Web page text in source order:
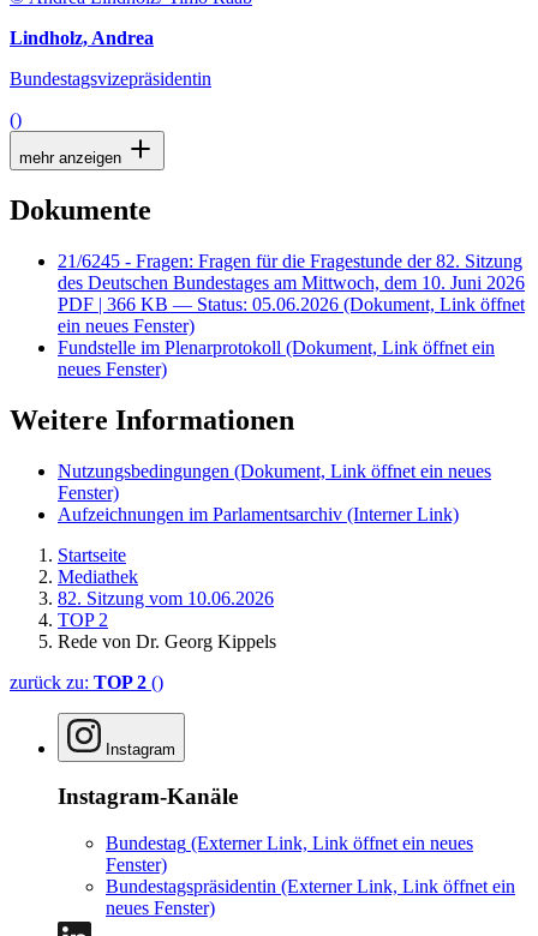
Lindholz, Andrea
Bundestagsvizepräsidentin
()
mehr anzeigen
Dokumente
21/6245 - Fragen: Fragen für die Fragestunde der 82. Sitzung
des Deutschen Bundestages am Mittwoch, dem 10. Juni 2026
PDF | 366 KB — Status: 05.06.2026 (Dokument, Link öffnet
ein neues Fenster)
Fundstelle im Plenarprotokoll (Dokument, Link öffnet ein
neues Fenster)
Weitere Informationen
Nutzungsbedingungen (Dokument, Link öffnet ein neues
Fenster)
Aufzeichnungen im Parlamentsarchiv (Interner Link)
Startseite
Mediathek
82. Sitzung vom 10.06.2026
TOP 2
Rede von Dr. Georg Kippels
zurück zu: TOP 2 ()
Instagram
Instagram-Kanäle
Bundestag (Externer Link, Link öffnet ein neues
Fenster)
Bundestagspräsidentin (Externer Link, Link öffnet ein
neues Fenster)